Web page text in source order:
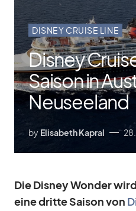
DISNEY CRUISE LINE
Disney
Saison in
Neuseeland
by Elisabeth Kapral
Die Dis­ney Won­der
eine dritte Sai­son von